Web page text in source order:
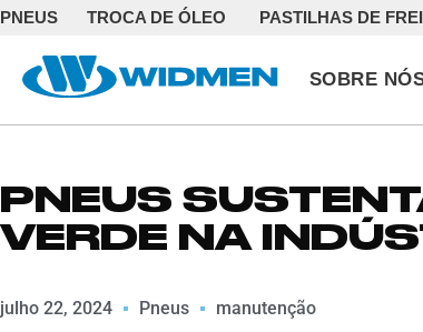
PNEUS TROCA DE ÓLEO PASTILHAS DE
SOBRE
PNEUS
VERDE NA
julho 22, 2024 Pneus manutenção